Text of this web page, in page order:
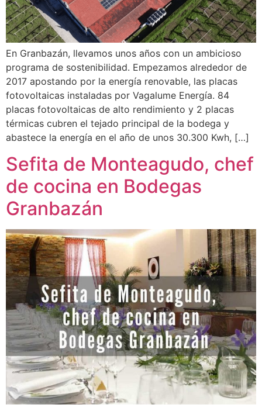
En Granbazán, llevamos unos años con un ambicioso
programa de sostenibilidad. Empezamos alrededor de
2017 apostando por la energía renovable, las placas
fotovoltaicas instaladas por Vagalume Energía. 84
placas fotovoltaicas de alto rendimiento y 2 placas
térmicas cubren el tejado principal de la bodega y
abastece la energía en el año de unos 30.300 Kwh, […]
Sefita de Monteagudo, chef
de cocina en Bodegas
Granbazán